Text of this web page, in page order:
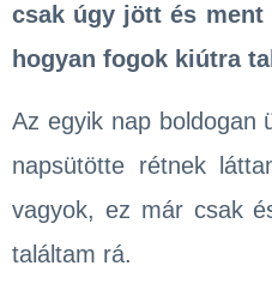
csak úgy jött és ment
hogyan fogok kiútra
Az egyik nap boldogan
napsütötte rétnek
vagyok, ez már csak
találtam rá.